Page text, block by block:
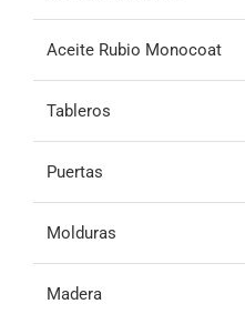
Aceite Rubio Monocoat
Tableros
Puertas
Molduras
Madera